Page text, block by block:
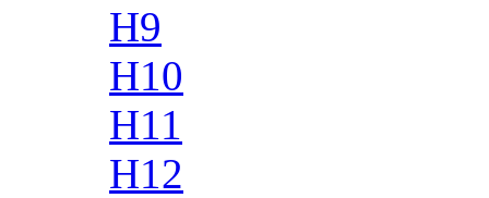
H9
H10
H11
H12